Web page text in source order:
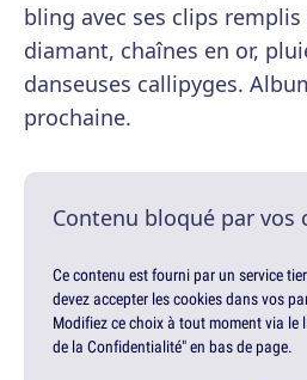
bling avec ses clips
diamant, chaînes en or,
danseuses callipyges.
prochaine.
Contenu bloqué par vos
Ce contenu est fourni par un service
devez accepter les cookies dans vos
Modifiez ce choix à tout moment via le
de la Confidentialité" en bas de page.